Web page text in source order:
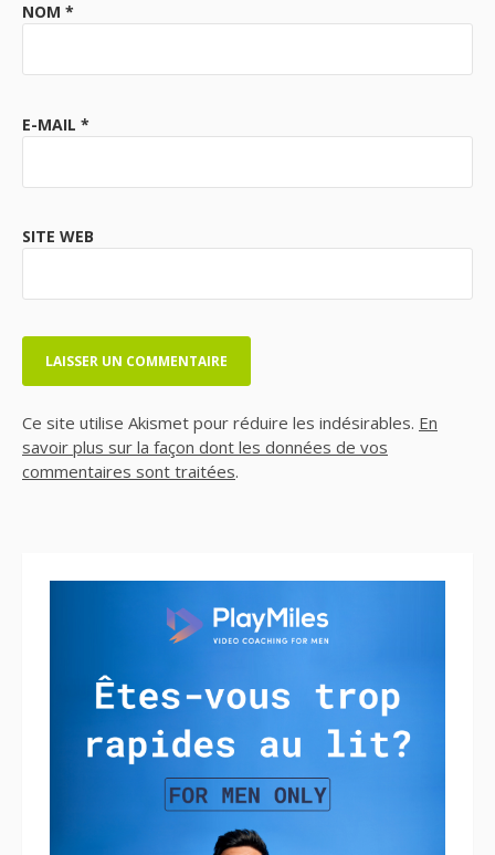
NOM *
E-MAIL *
SITE WEB
Ce site utilise Akismet pour réduire les indésirables. En
savoir plus sur la façon dont les données de vos
commentaires sont traitées.